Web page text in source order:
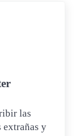
las
extrañas y